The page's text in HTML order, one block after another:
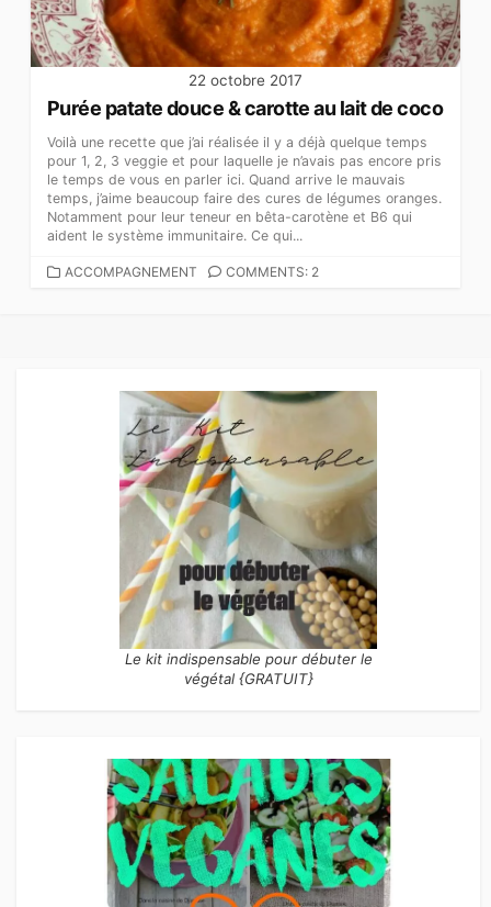
22 octobre 2017
Purée patate douce & carotte au lait de coco
Voilà une recette que j’ai réalisée il y a déjà quelque temps
pour 1, 2, 3 veggie et pour laquelle je n’avais pas encore pris
le temps de vous en parler ici. Quand arrive le mauvais
temps, j’aime beaucoup faire des cures de légumes oranges.
Notamment pour leur teneur en bêta-carotène et B6 qui
aident le système immunitaire. Ce qui...
CATEGORIES
ACCOMPAGNEMENT COMMENTS: 2
Le kit indispensable pour débuter le
végétal {GRATUIT}